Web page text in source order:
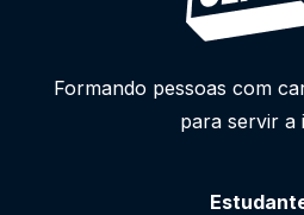
Formando pessoas com
para servir a